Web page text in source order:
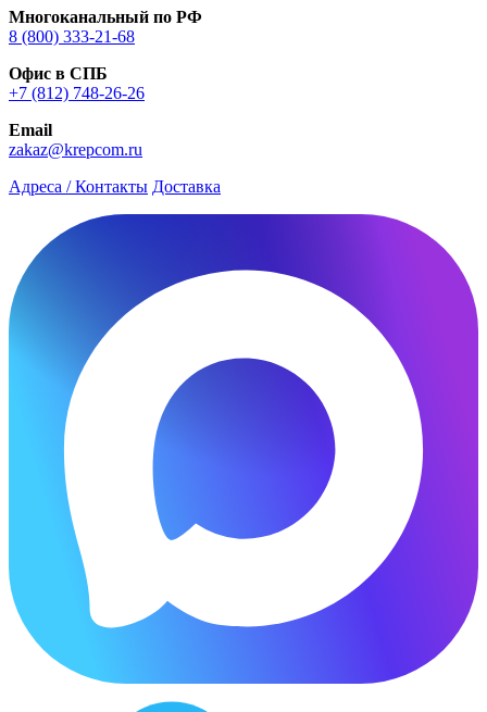
Многоканальный по РФ
8 (800) 333‑21-68
Офис в СПБ
+7 (812) 748‑26-26
Email
zakaz@krepcom.ru
Адреса / Контакты Доставка